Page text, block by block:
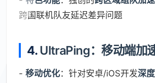
跨国联机队友延迟差异问题
4.UltraPing：移动端加
- 移动优化：针对安卓/iOS开发深